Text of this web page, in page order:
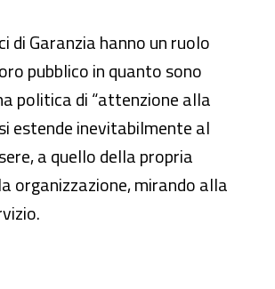
di Garanzia hanno un ruolo
pubblico in quanto sono
politica di “attenzione alla
estende inevitabilmente al
a quello della propria
organizzazione, mirando alla